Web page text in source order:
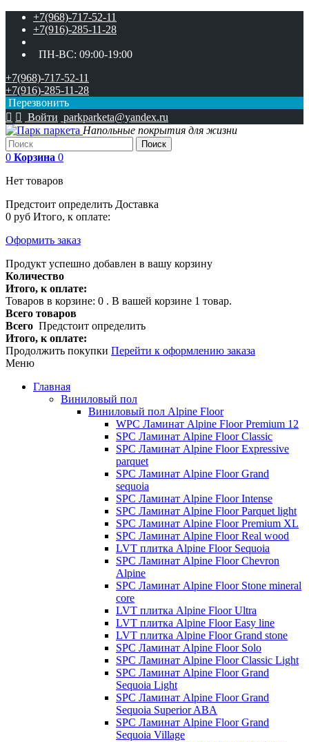
+7(968)-717-52-11
+7(916)-285-11-28
ПН-ВС: 09:00-19:00
+7(968)-717-52-11
+7(916)-285-11-28
Перезвонить
  Войти parkparketa@yandex.ru
Напольные покрытия для жизни
Поиск
0 Корзина 0
Нет товаров
Предстоит определить Доставка
0 руб Итого, к оплате:
Оформить заказ
Продукт успешно добавлен в вашу корзину
Количество
Итого, к оплате:
Товаров в корзине: 0 . В вашей корзине 1 товар.
Всего товаров
Всего Предстоит определить
Итого, к оплате:
Продолжить покупки Перейти к оформлению заказа
Меню
Главная
Виниловый пол
Виниловый пол Alpine Floor
WPC Ламинат Alpine Floor Premium 12
SPC Ламинат Alpine Floor Classic
SPC Ламинат Alpine Floor Expressive
parquet
SPC Ламинат Alpine Floor Grand
sequoia
SPC Ламинат Alpine Floor Intense
SPC Ламинат Alpine Floor Parquet light
SPC Ламинат Alpine Floor Premium XL
SPC Ламинат Alpine Floor Real wood
LVT плитка Alpine Floor Sequoia
SPC Ламинат Alpine Floor Chevron
Alpine
SPC Ламинат Alpine Floor Stone mineral
core
LVT плитка Alpine Floor Ultra
LVT плитка Alpine Floor Easy line
LVT плитка Alpine Floor Grand stone
SPC Ламинат Alpine Floor Solo
SPC Ламинат Alpine Floor Classic Light
SPC Ламинат Alpine Floor Grand
Sequoia Light
SPC Ламинат Alpine Floor Grand
Sequoia Superior ABA
SPC Ламинат Alpine Floor Grand
Sequoia Village